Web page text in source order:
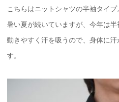
こちらはニットシャツの半袖タイプ
暑い夏が続いていますが、今年は半
動きやすく汗を吸うので、身体に
す。